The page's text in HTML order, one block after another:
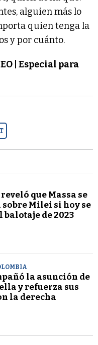
alguien más lo
quien tenga la
y por cuánto.
| Especial para
que Massa se
Milei si hoy se
de 2023
la asunción de
y refuerza sus
la derecha